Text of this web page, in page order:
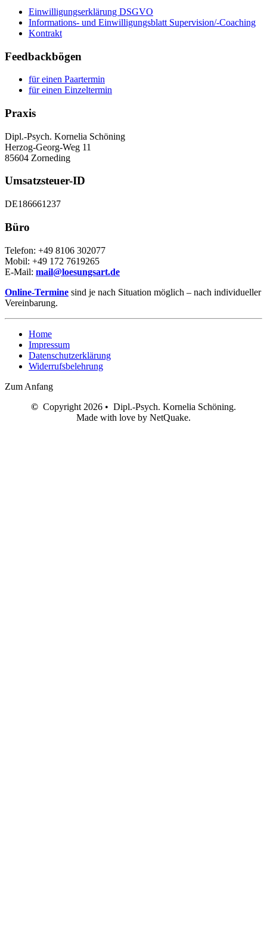
Einwilligungserklärung DSGVO
Informations- und Einwilligungsblatt Supervision/-Coaching
Kontrakt
Feedbackbögen
für einen Paartermin
für einen Einzeltermin
Praxis
Dipl.-Psych. Kornelia Schöning
Herzog-Georg-Weg 11
85604 Zorneding
Umsatzsteuer-ID
DE186661237
Büro
Telefon: +49 8106 302077
Mobil: +49 172 7619265
E-Mail: mail@loesungsart.de
Online-Termine sind je nach Situation möglich – nach individueller
Vereinbarung.
Home
Impressum
Datenschutzerklärung
Widerrufsbelehrung
Zum Anfang
© Copyright 2026 • Dipl.-Psych. Kornelia Schöning.
Made with love by NetQuake.